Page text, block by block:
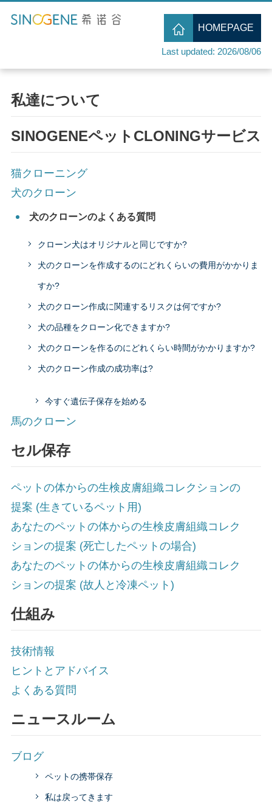
HOMEPAGE
Last updated: 2026/08/06
私達について
SINOGENEペットCLONINGサービス
猫クローニング
犬のクローン
犬のクローンのよくある質問
クローン犬はオリジナルと同じですか?
犬のクローンを作成するのにどれくらいの費用がかかりま
すか?
犬のクローン作成に関連するリスクは何ですか?
犬の品種をクローン化できますか?
犬のクローンを作るのにどれくらい時間がかかりますか?
犬のクローン作成の成功率は?
今すぐ遺伝子保存を始める
馬のクローン
セル保存
ペットの体からの生検皮膚組織コレクションの
提案 (生きているペット用)
あなたのペットの体からの生検皮膚組織コレク
ションの提案 (死亡したペットの場合)
あなたのペットの体からの生検皮膚組織コレク
ションの提案 (故人と冷凍ペット)
仕組み
技術情報
ヒントとアドバイス
よくある質問
ニュースルーム
ブログ
ペットの携帯保存
私は戻ってきます